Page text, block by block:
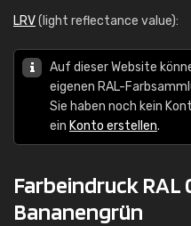
LRV(light reflectance value):
Auf dieser Website
eigenen RAL-
Sie haben noch kein
ein Konto erstellen.
Farbeindruck RAL
Bananengrün